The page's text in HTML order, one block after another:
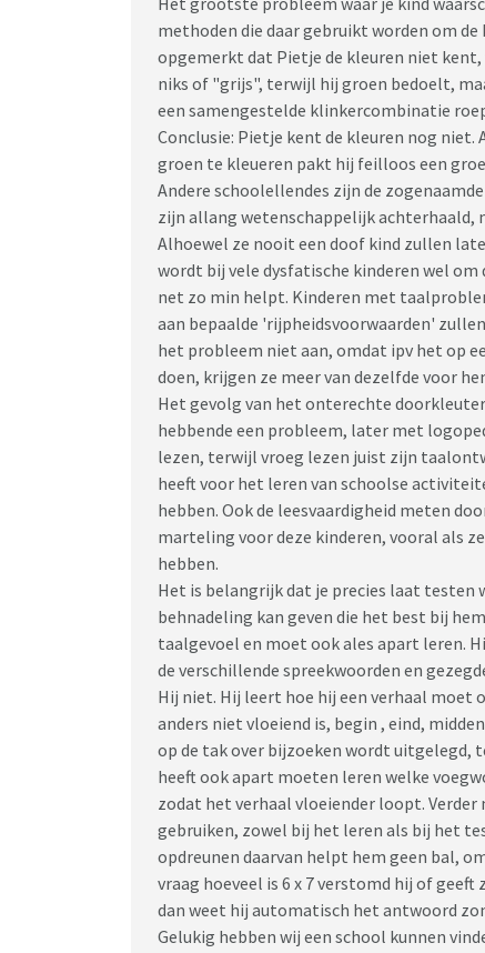
methoden die daar gebruikt worden om
opgemerkt dat Pietje de kleuren niet
niks of "grijs", terwijl hij groen bedoelt,
een samengestelde klinkercombinatie
Conclusie: Pietje kent de kleuren nog
groen te kleueren pakt hij feilloos een
Andere schoolellendes zijn de
zijn allang wetenschappelijk achterhaald,
Alhoewel ze nooit een doof kind zullen
wordt bij vele dysfatische kinderen wel
net zo min helpt. Kinderen met
aan bepaalde 'rijpheidsvoorwaarden'
het probleem niet aan, omdat ipv het op
doen, krijgen ze meer van dezelfde voor
Het gevolg van het onterechte
hebbende een probleem, later met
lezen, terwijl vroeg lezen juist zijn
heeft voor het leren van schoolse
hebben. Ook de leesvaardigheid meten
marteling voor deze kinderen, vooral als
hebben.
Het is belangrijk dat je precies laat testen
behnadeling kan geven die het best bij
taalgevoel en moet ook ales apart leren.
de verschillende spreekwoorden en
Hij niet. Hij leert hoe hij een verhaal moet
anders niet vloeiend is, begin , eind,
op de tak over bijzoeken wordt uitgelegd,
heeft ook apart moeten leren welke
zodat het verhaal vloeiender loopt.
gebruiken, zowel bij het leren als bij het
opdreunen daarvan helpt hem geen bal,
vraag hoeveel is 6 x 7 verstomd hij of
dan weet hij automatisch het antwoord
Gelukig hebben wij een school kunnen